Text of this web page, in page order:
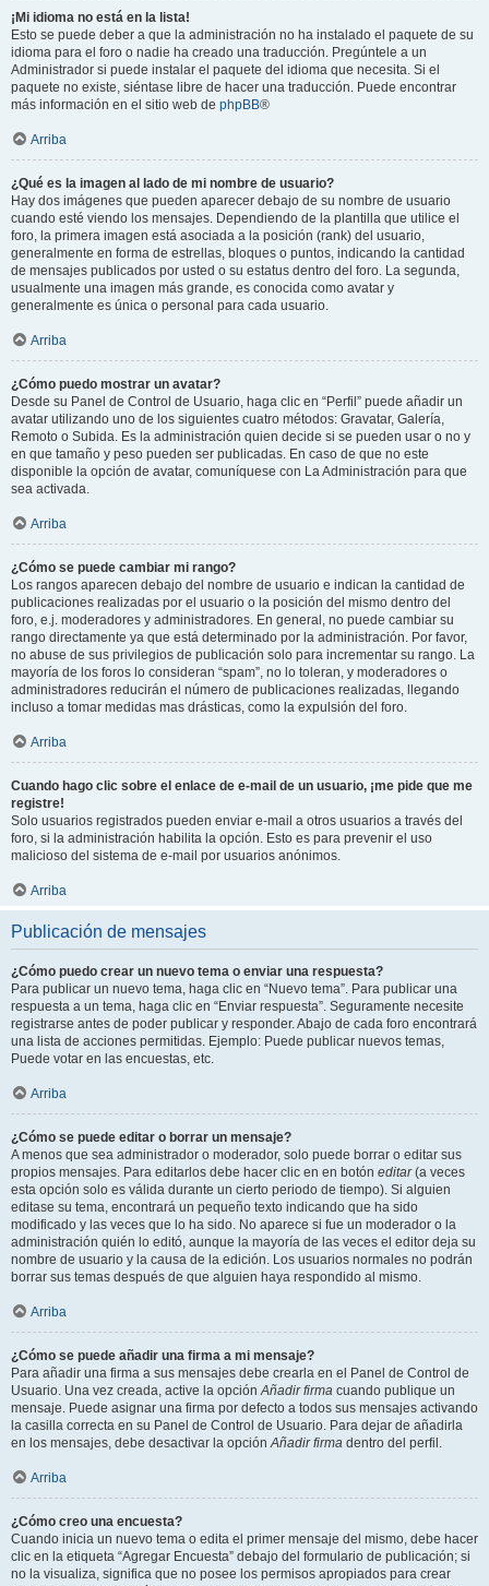
¡Mi idioma no está en la lista!
Esto se puede deber a que la administración no ha instalado el paquete de su
idioma para el foro o nadie ha creado una traducción. Pregúntele a un
Administrador si puede instalar el paquete del idioma que necesita. Si el
paquete no existe, siéntase libre de hacer una traducción. Puede encontrar
más información en el sitio web de phpBB®
Arriba
¿Qué es la imagen al lado de mi nombre de usuario?
Hay dos imágenes que pueden aparecer debajo de su nombre de usuario
cuando esté viendo los mensajes. Dependiendo de la plantilla que utilice el
foro, la primera imagen está asociada a la posición (rank) del usuario,
generalmente en forma de estrellas, bloques o puntos, indicando la cantidad
de mensajes publicados por usted o su estatus dentro del foro. La segunda,
usualmente una imagen más grande, es conocida como avatar y
generalmente es única o personal para cada usuario.
Arriba
¿Cómo puedo mostrar un avatar?
Desde su Panel de Control de Usuario, haga clic en “Perfil” puede añadir un
avatar utilizando uno de los siguientes cuatro métodos: Gravatar, Galería,
Remoto o Subida. Es la administración quien decide si se pueden usar o no y
en que tamaño y peso pueden ser publicadas. En caso de que no este
disponible la opción de avatar, comuníquese con La Administración para que
sea activada.
Arriba
¿Cómo se puede cambiar mi rango?
Los rangos aparecen debajo del nombre de usuario e indican la cantidad de
publicaciones realizadas por el usuario o la posición del mismo dentro del
foro, e.j. moderadores y administradores. En general, no puede cambiar su
rango directamente ya que está determinado por la administración. Por favor,
no abuse de sus privilegios de publicación solo para incrementar su rango. La
mayoría de los foros lo consideran “spam”, no lo toleran, y moderadores o
administradores reducirán el número de publicaciones realizadas, llegando
incluso a tomar medidas mas drásticas, como la expulsión del foro.
Arriba
Cuando hago clic sobre el enlace de e-mail de un usuario, ¡me pide que me
registre!
Solo usuarios registrados pueden enviar e-mail a otros usuarios a través del
foro, si la administración habilita la opción. Esto es para prevenir el uso
malicioso del sistema de e-mail por usuarios anónimos.
Arriba
Publicación de mensajes
¿Cómo puedo crear un nuevo tema o enviar una respuesta?
Para publicar un nuevo tema, haga clic en “Nuevo tema”. Para publicar una
respuesta a un tema, haga clic en “Enviar respuesta”. Seguramente necesite
registrarse antes de poder publicar y responder. Abajo de cada foro encontrará
una lista de acciones permitidas. Ejemplo: Puede publicar nuevos temas,
Puede votar en las encuestas, etc.
Arriba
¿Cómo se puede editar o borrar un mensaje?
A menos que sea administrador o moderador, solo puede borrar o editar sus
propios mensajes. Para editarlos debe hacer clic en en botón editar(a veces
esta opción solo es válida durante un cierto periodo de tiempo). Si alguien
editase su tema, encontrará un pequeño texto indicando que ha sido
modificado y las veces que lo ha sido. No aparece si fue un moderador o la
administración quién lo editó, aunque la mayoría de las veces el editor deja su
nombre de usuario y la causa de la edición. Los usuarios normales no podrán
borrar sus temas después de que alguien haya respondido al mismo.
Arriba
¿Cómo se puede añadir una firma a mi mensaje?
Para añadir una firma a sus mensajes debe crearla en el Panel de Control de
Usuario. Una vez creada, active la opciónAñadir firma cuando publique un
mensaje. Puede asignar una firma por defecto a todos sus mensajes activando
la casilla correcta en su Panel de Control de Usuario. Para dejar de añadirla
en los mensajes, debe desactivar la opciónAñadir firma dentro del perfil.
Arriba
¿Cómo creo una encuesta?
Cuando inicia un nuevo tema o edita el primer mensaje del mismo, debe hacer
clic en la etiqueta “Agregar Encuesta” debajo del formulario de publicación; si
no la visualiza, significa que no posee los permisos apropiados para crear